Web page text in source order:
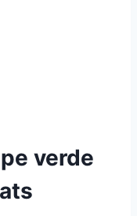
verde